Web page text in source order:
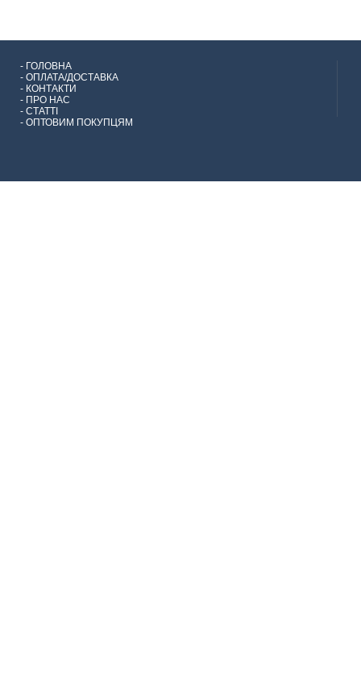
- ГОЛОВНА
- ОПЛАТА/ДОСТАВКА
- КОНТАКТИ
- ПРО НАС
- СТАТТІ
- ОПТОВИМ ПОКУПЦЯМ